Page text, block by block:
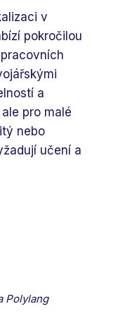
v
pokročilou
a
pro malé
nebo
učení a
Polylang